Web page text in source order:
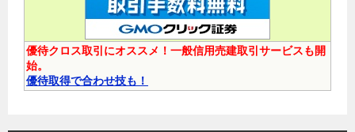
優待クロス取引にオススメ！一般信用売建取引サービスも開
始。
優待取得で合わせ技も！